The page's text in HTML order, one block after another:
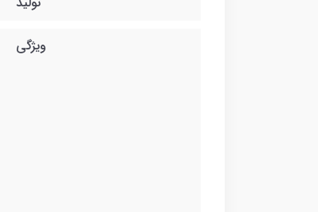
ویژگی